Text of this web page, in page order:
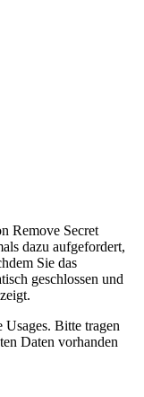
Remove Secret
dazu aufgefordert,
Sie das
geschlossen und
Usages. Bitte tragen
Daten vorhanden